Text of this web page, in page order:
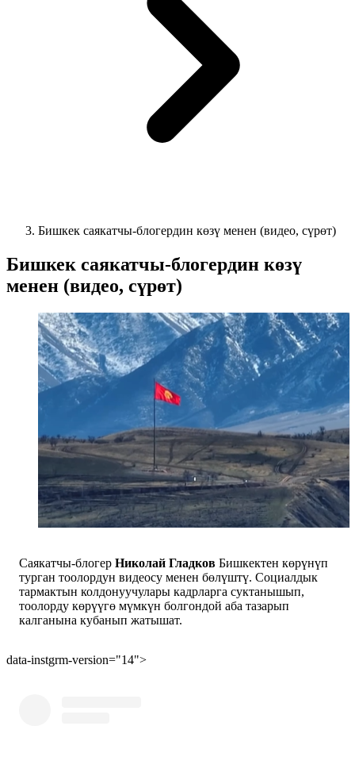
Бишкек саякатчы-блогердин көзү менен (видео, сүрөт)
Бишкек саякатчы-блогердин көзү
менен (видео, сүрөт)
Саякатчы-блогер Николай Гладков Бишкектен көрүнүп
турган тоолордун видеосу менен бөлүштү. Социалдык
тармактын колдонуучулары кадрларга суктанышып,
тоолорду көрүүгө мүмкүн болгондой аба тазарып
калганына кубанып жатышат.
data-instgrm-version="14">